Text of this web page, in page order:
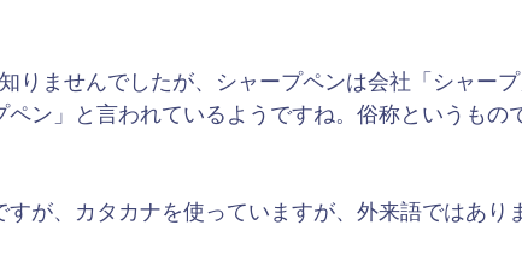
りませんでしたが、シャープペンは会社「シャー
ン」と言われているようですね。俗称というもの
すが、カタカナを使っていますが、外来語ではあり